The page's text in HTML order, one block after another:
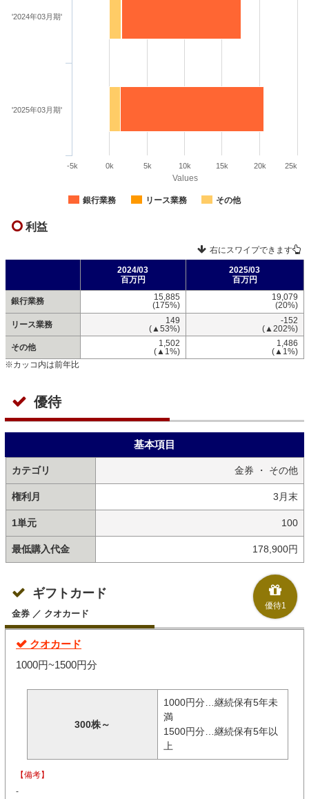
Values
銀行業務 リース業務 その他
'2024年03月期'
'2025年03月期'
-5k 0k 5k 10k 15k 20k 25k
利益
右にスワイプできます
2024/03
百万円
2025/03
百万円
銀行業務
15,885
(175%)
19,079
(20%)
リース業務
149
(▲53%)
-152
(▲202%)
その他
1,502
(▲1%)
1,486
(▲1%)
※カッコ内は前年比
優待
基本項目
カテゴリ 金券 ・ その他
権利月 3月末
1単元 100
最低購入代金 178,900円
優待1
ギフトカード
金券 ／ クオカード
クオカード
1000円~1500円分
300株～
1000円分…継続保有5年未
満
1500円分…継続保有5年以
上
【備考】
-